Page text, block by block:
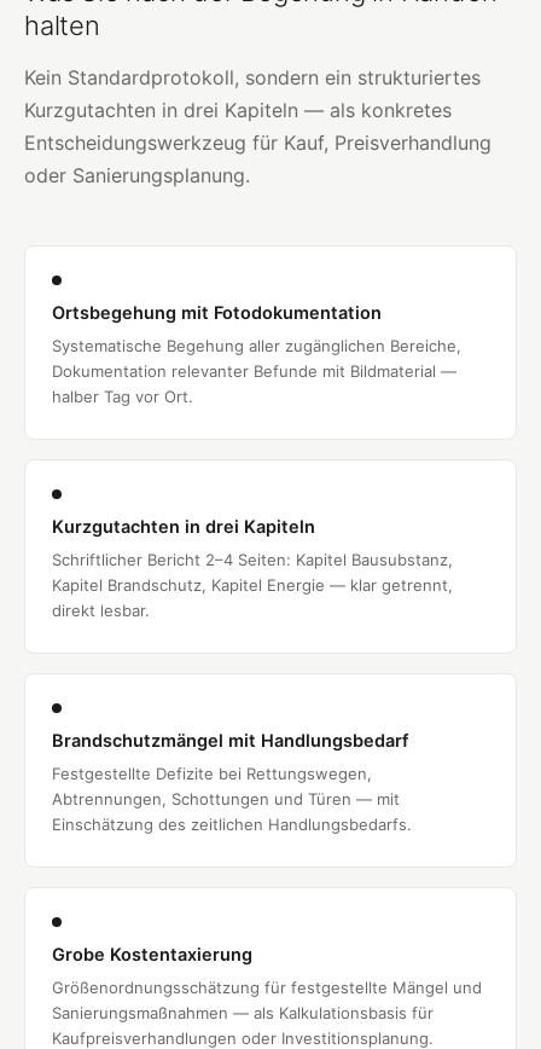
halten
Kein Standardprotokoll, sondern ein strukturiertes
Kurzgutachten in drei Kapiteln — als konkretes
Entscheidungswerkzeug für Kauf, Preisverhandlung
oder Sanierungsplanung.
Ortsbegehung mit Fotodokumentation
Systematische Begehung aller zugänglichen Bereiche,
Dokumentation relevanter Befunde mit Bildmaterial —
halber Tag vor Ort.
Kurzgutachten in drei Kapiteln
Schriftlicher Bericht 2–4 Seiten: Kapitel Bausubstanz,
Kapitel Brandschutz, Kapitel Energie — klar getrennt,
direkt lesbar.
Brandschutzmängel mit Handlungsbedarf
Festgestellte Defizite bei Rettungswegen,
Abtrennungen, Schottungen und Türen — mit
Einschätzung des zeitlichen Handlungsbedarfs.
Grobe Kostentaxierung
Größenordnungsschätzung für festgestellte Mängel und
Sanierungsmaßnahmen — als Kalkulationsbasis für
Kaufpreisverhandlungen oder Investitionsplanung.